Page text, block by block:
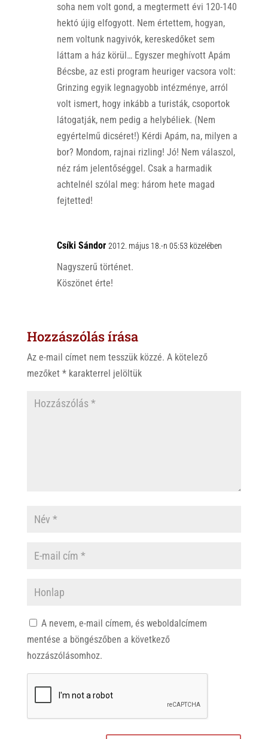
soha nem volt gond, a megtermett évi 120-140
hektó újig elfogyott. Nem értettem, hogyan,
nem voltunk nagyivók, kereskedőket sem
láttam a ház körül… Egyszer meghívott Apám
Bécsbe, az esti program heuriger vacsora volt:
Grinzing egyik legnagyobb intézménye, arról
volt ismert, hogy inkább a turisták, csoportok
látogatják, nem pedig a helybéliek. (Nem
egyértelmű dicséret!) Kérdi Apám, na, milyen a
bor? Mondom, rajnai rizling! Jó! Nem válaszol,
néz rám jelentőséggel. Csak a harmadik
achtelnél szólal meg: három hete magad
fejtetted!
Csíki Sándor 2012. május 18.-n 05:53 közelében
Nagyszerű történet.
Köszönet érte!
Hozzászólás írása
Az e-mail címet nem tesszük közzé. A kötelező
mezőket *karakterrel jelöltük
A nevem, e-mail címem, és weboldalcímem
mentése a böngészőben a következő
hozzászólásomhoz.